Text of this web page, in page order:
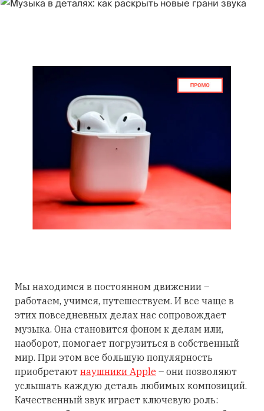
Мы находимся в постоянном движении –
работаем, учимся, путешествуем. И все чаще в
этих повседневных делах нас сопровождает
музыка. Она становится фоном к делам или,
наоборот, помогает погрузиться в собственный
мир. При этом все большую популярность
приобретают наушники Apple – они позволяют
услышать каждую деталь любимых композиций.
Качественный звук играет ключевую роль: